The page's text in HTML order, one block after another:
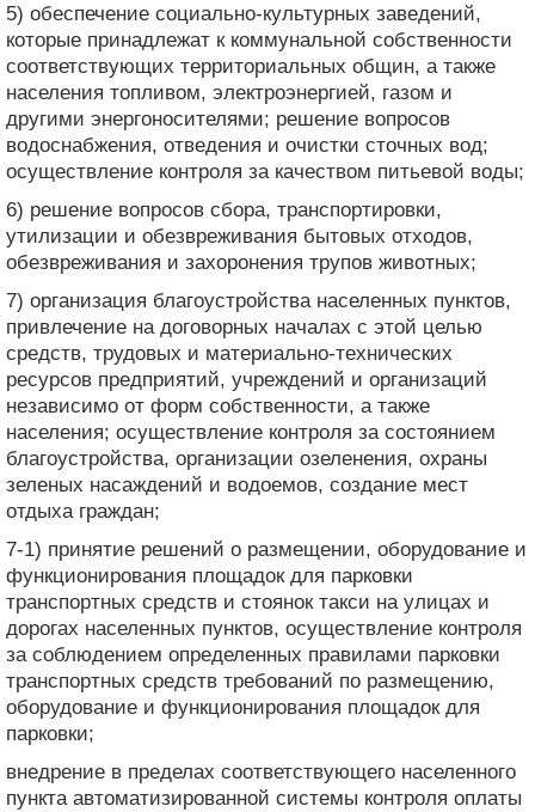
5) обеспечение социально-культурных заведений,
которые принадлежат к коммунальной собственности
соответствующих территориальных общин, а также
населения топливом, электроэнергией, газом и
другими энергоносителями; решение вопросов
водоснабжения, отведения и очистки сточных вод;
осуществление контроля за качеством питьевой воды;
6) решение вопросов сбора, транспортировки,
утилизации и обезвреживания бытовых отходов,
обезвреживания и захоронения трупов животных;
7) организация благоустройства населенных пунктов,
привлечение на договорных началах с этой целью
средств, трудовых и материально-технических
ресурсов предприятий, учреждений и организаций
независимо от форм собственности, а также
населения; осуществление контроля за состоянием
благоустройства, организации озеленения, охраны
зеленых насаждений и водоемов, создание мест
отдыха граждан;
7-1) принятие решений о размещении, оборудование и
функционирования площадок для парковки
транспортных средств и стоянок такси на улицах и
дорогах населенных пунктов, осуществление контроля
за соблюдением определенных правилами парковки
транспортных средств требований по размещению,
оборудование и функционирования площадок для
парковки;
внедрение в пределах соответствующего населенного
пункта автоматизированной системы контроля оплаты